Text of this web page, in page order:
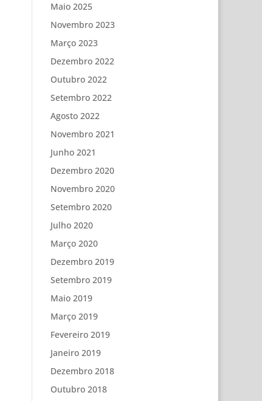
Maio 2025
Novembro 2023
Março 2023
Dezembro 2022
Outubro 2022
Setembro 2022
Agosto 2022
Novembro 2021
Junho 2021
Dezembro 2020
Novembro 2020
Setembro 2020
Julho 2020
Março 2020
Dezembro 2019
Setembro 2019
Maio 2019
Março 2019
Fevereiro 2019
Janeiro 2019
Dezembro 2018
Outubro 2018